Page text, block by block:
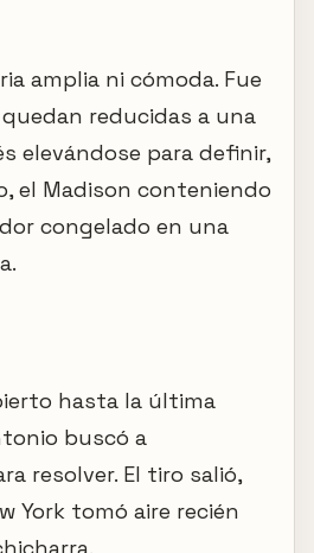
amplia ni cómoda. Fue
reducidas a una
elevándose para definir,
el Madison conteniendo
congelado en una
hasta la última
buscó a
resolver. El tiro salió,
York tomó aire recién